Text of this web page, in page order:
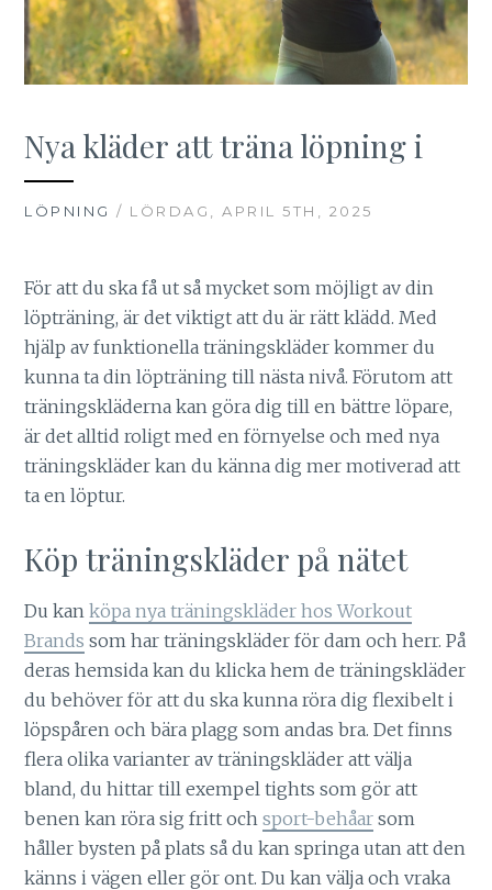
Nya kläder att träna löpning i
LÖPNING / LÖRDAG, APRIL 5TH, 2025
För att du ska få ut så mycket som möjligt av din
löpträning, är det viktigt att du är rätt klädd. Med
hjälp av funktionella träningskläder kommer du
kunna ta din löpträning till nästa nivå. Förutom att
träningskläderna kan göra dig till en bättre löpare,
är det alltid roligt med en förnyelse och med nya
träningskläder kan du känna dig mer motiverad att
ta en löptur.
Köp träningskläder på nätet
Du kanköpa nya träningskläder hos Workout
Brands som har träningskläder för dam och herr. På
deras hemsida kan du klicka hem de träningskläder
du behöver för att du ska kunna röra dig flexibelt i
löpspåren och bära plagg som andas bra. Det finns
flera olika varianter av träningskläder att välja
bland, du hittar till exempel tights som gör att
benen kan röra sig fritt ochsport-behåar som
håller bysten på plats så du kan springa utan att den
känns i vägen eller gör ont. Du kan välja och vraka